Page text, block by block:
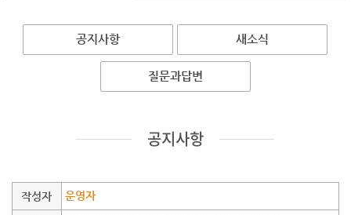
공지사항 새소식
질문과답변
공지사항
작성자 운영자